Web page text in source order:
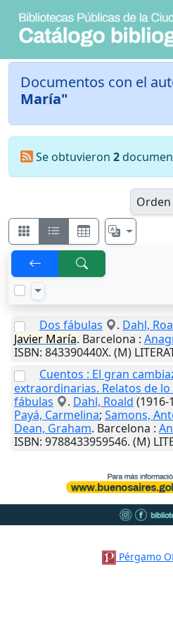
Documentos con el
María"
Se obtuvieron 2
Orden
Dos fábulas . Dahl,
Javier María. Barcelona :
ISBN: 843390440X. (M)
Cuentos : El gran
extraordinarias. Relatos de
fábulas
. Dahl, Roald (1916-
Payá, Carmelina; Samons,
Dean, Graham. Barcelona :
ISBN: 9788433959546. (M)
Pérgamo